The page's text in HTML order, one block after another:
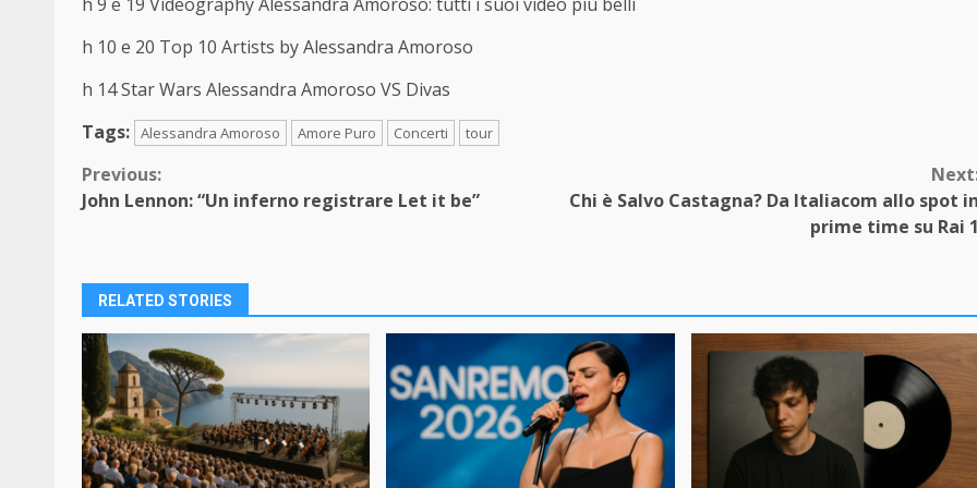
h 10 e 20 Top 10 Artists by Alessandra Amoroso
h 14 Star Wars Alessandra Amoroso VS Divas
Tags: Alessandra Amoroso Amore Puro Concerti tour
Continue
Previous:
John Lennon: “Un inferno registrare Let it be”
Chi è Salvo Castagna? Da Italiacom allo spot in
prime time su Rai 1
RELATED STORIES